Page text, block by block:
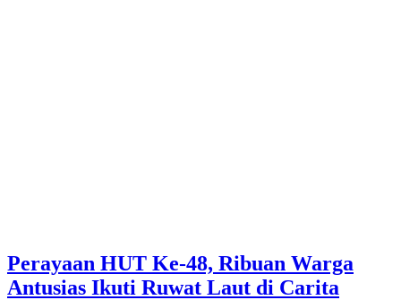
Perayaan HUT Ke-48, Ribuan Warga
Antusias Ikuti Ruwat Laut di Carita